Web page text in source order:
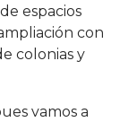
espacios
con
colonias y
vamos a